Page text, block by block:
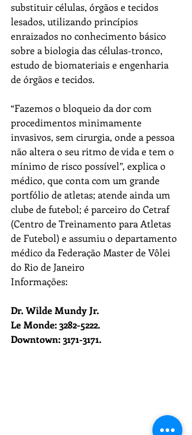
substituir células, órgãos e tecidos
lesados, utilizando princípios
enraizados no conhecimento básico
sobre a biologia das células-tronco,
estudo de biomateriais e engenharia
de órgãos e tecidos.
“Fazemos o bloqueio da dor com
procedimentos minimamente
invasivos, sem cirurgia, onde a pessoa
não altera o seu ritmo de vida e tem o
mínimo de risco possível”, explica o
médico, que conta com um grande
portfólio de atletas; atende ainda um
clube de futebol; é parceiro do Cetraf
(Centro de Treinamento para Atletas
de Futebol) e assumiu o departamento
médico da Federação Master de Vôlei
do Rio de Janeiro
Informações:
Dr. Wilde Mundy Jr.
Le Monde: 3282-5222.
Downtown: 3171-3171.